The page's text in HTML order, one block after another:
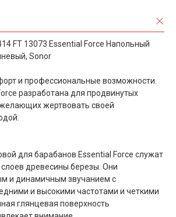
FT 13073 Essential Force Напольный
Sonor
и профессиональные возможности.
разработана для продвинутых
жертвовать своей
для барабанов Essential Force служат
древесины березы. Они
и динамичным звучанием с
и высокими частотами и четкими
глянцевая поверхность